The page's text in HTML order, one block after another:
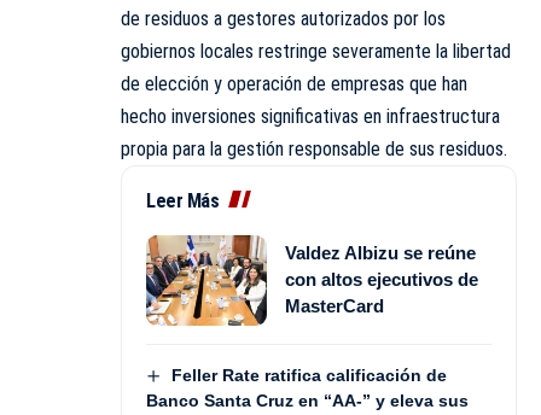
de residuos a gestores autorizados por los
gobiernos locales restringe severamente la libertad
de elección y operación de empresas que han
hecho inversiones significativas en infraestructura
propia para la gestión responsable de sus residuos.
Leer Más
Valdez Albizu se reúne
con altos ejecutivos de
MasterCard
Feller Rate ratifica calificación de
Banco Santa Cruz en “AA-” y eleva sus